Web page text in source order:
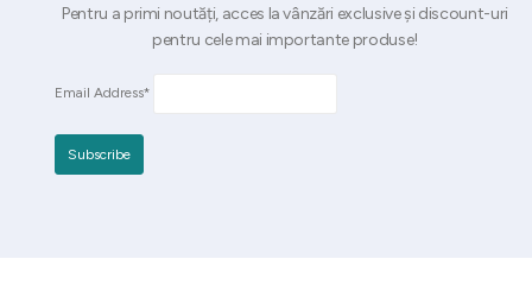
Pentru a primi noutăți, acces la vânzări exclusive și discount-uri
pentru cele mai importante produse!
Email Address*